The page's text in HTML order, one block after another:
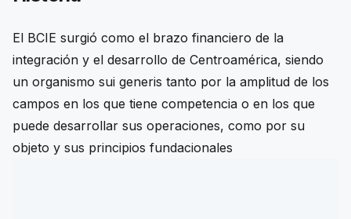
El BCIE surgió como el brazo financiero de la
integración y el desarrollo de Centroamérica, siendo
un organismo sui generis tanto por la amplitud de los
campos en los que tiene competencia o en los que
puede desarrollar sus operaciones, como por su
objeto y sus principios fundacionales